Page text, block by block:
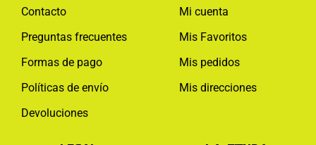
Contacto
Preguntas frecuentes
Formas de pago
Políticas de envío
Devoluciones
Mi cuenta
Mis Favoritos
Mis pedidos
Mis direcciones